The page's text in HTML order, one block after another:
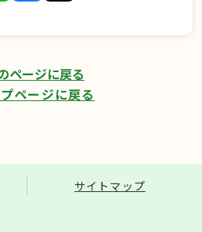
ページに戻る
ページに戻る
サイトマップ